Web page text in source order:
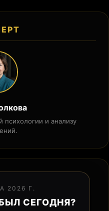
психологии и анализу
2026 Г.
СЕГОДНЯ?